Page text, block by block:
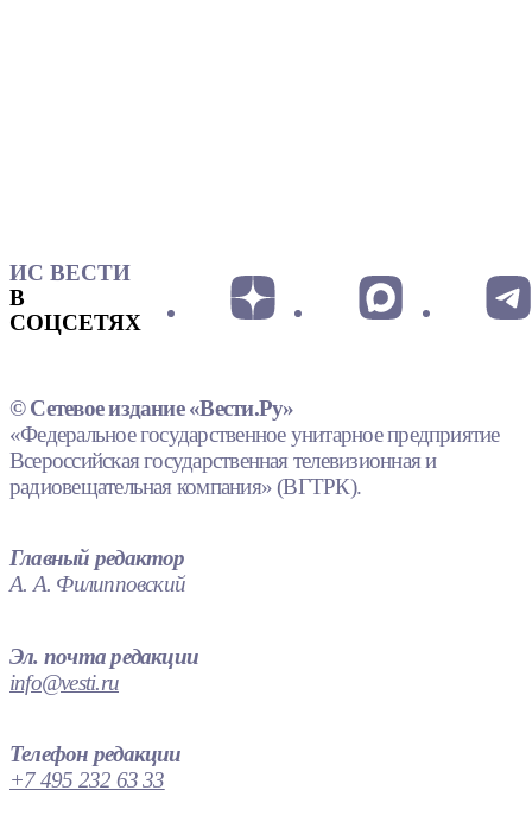
ИС ВЕСТИ
В
СОЦСЕТЯХ
© Сетевое издание «Вести.Ру»
«Федеральное государственное унитарное предприятие
Всероссийская государственная телевизионная и
радиовещательная компания» (ВГТРК).
Главный редактор
А. А. Филипповский
Эл. почта редакции
info@vesti.ru
Телефон редакции
+7 495 232 63 33